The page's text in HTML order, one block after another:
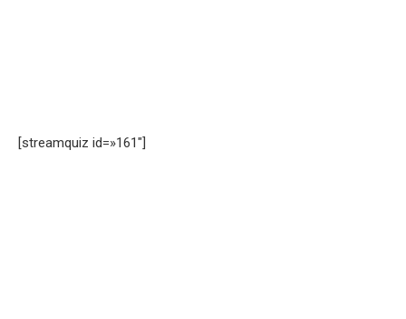
[streamquiz id=»161″]